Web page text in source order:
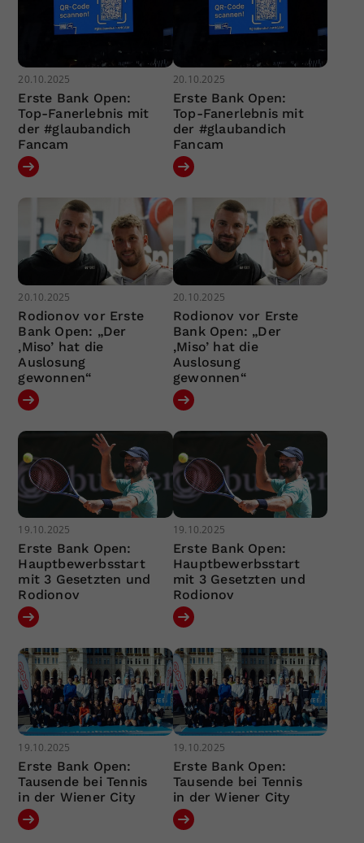
20.10.2025
Erste Bank Open:
Top-Fanerlebnis mit
der #glaubandich
Fancam
20.10.2025
Erste Bank Open:
Top-Fanerlebnis mit
der #glaubandich
Fancam
20.10.2025
Rodionov vor Erste
Bank Open: „Der
‚Miso’ hat die
Auslosung
gewonnen“
20.10.2025
Rodionov vor Erste
Bank Open: „Der
‚Miso’ hat die
Auslosung
gewonnen“
19.10.2025
Erste Bank Open:
Hauptbewerbsstart
mit 3 Gesetzten und
Rodionov
19.10.2025
Erste Bank Open:
Hauptbewerbsstart
mit 3 Gesetzten und
Rodionov
19.10.2025
Erste Bank Open:
Tausende bei Tennis
in der Wiener City
19.10.2025
Erste Bank Open:
Tausende bei Tennis
in der Wiener City